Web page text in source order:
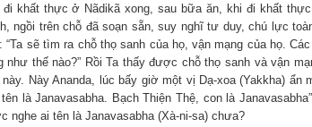
đi khất thực ở Nãdikã xong, sau bữa ăn, khi đi khất
ngồi trên chỗ đã soạn sẵn, suy nghĩ tư duy, chú lực
“Ta sẽ tìm ra chỗ thọ sanh của họ, vận mạng của họ.
như thế nào?” Rồi Ta thấy được chỗ thọ sanh và vận
này. Này Ananda, lúc bấy giờ một vị Dạ-xoa (Yakkha) ẩn
là Janavasabha. Bạch Thiện Thệ, con là
nghe ai tên là Janavasabha (Xà-ni-sa) chưa?